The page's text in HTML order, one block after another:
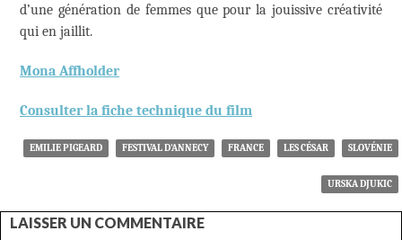
d’une génération de femmes que pour la jouissive créativité
qui en jaillit.
Mona Affholder
Consulter la fiche technique du film
EMILIE PIGEARD FESTIVAL D'ANNECY FRANCE LES CÉSAR SLOVÉNIE
URSKA DJUKIC
LAISSER UN COMMENTAIRE